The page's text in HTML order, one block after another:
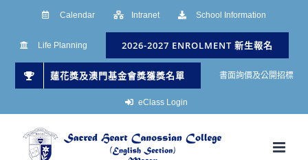
Calendar Intranet School Information
Life Planning 2026-2027 ENROLMENT 新生報名
蓮花獎及澳門基金會獎獲獎名單 書面詢價及公開招標
eClass Login